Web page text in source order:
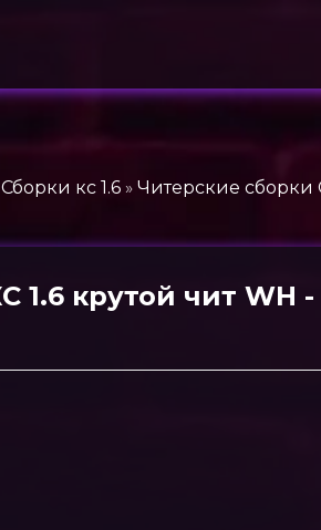
Сборки кс 1.6 » Читерские сборки
1.6 крутой чит WH -